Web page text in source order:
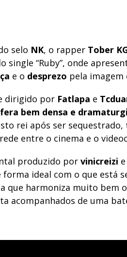
selo NK, o rapper Tober
single “Ruby”, onde
e o desprezo pela imagem
dirigido por Fatlapa e
bem densa e
rei após ser
entre o cinema e o
produzido por vinicreizi
forma ideal com o que está
que harmoniza muito bem
acompanhados de uma